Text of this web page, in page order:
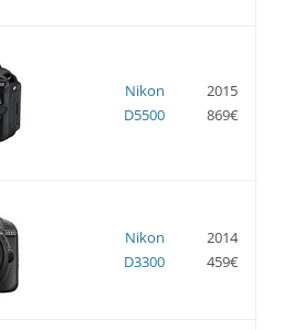
Nikon
D5500
2015
869€
Nikon
D3300
2014
459€